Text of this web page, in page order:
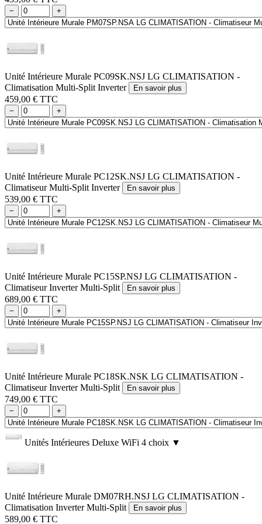
− +
Unité Intérieure Murale PC09SK.NSJ LG CLIMATISATION -
Climatisation Multi-Split Inverter
En savoir plus
459,00 € TTC
− +
Unité Intérieure Murale PC12SK.NSJ LG CLIMATISATION -
Climatiseur Multi-Split Inverter
En savoir plus
539,00 € TTC
− +
Unité Intérieure Murale PC15SP.NSJ LG CLIMATISATION -
Climatiseur Inverter Multi-Split
En savoir plus
689,00 € TTC
− +
Unité Intérieure Murale PC18SK.NSK LG CLIMATISATION -
Climatiseur Inverter Multi-Split
En savoir plus
749,00 € TTC
− +
Unités Intérieures Deluxe WiFi 4 choix ▼
Unité Intérieure Murale DM07RH.NSJ LG CLIMATISATION -
Climatisation Inverter Multi-Split
En savoir plus
589,00 € TTC